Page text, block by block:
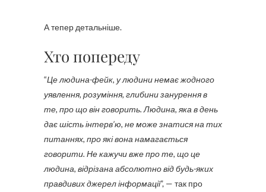
А тепер детальніше.
Хто попереду
“Це людина-фейк, у людини немає жодного
уявлення, розуміння, глибини занурення в
те, про що він говорить. Людина, яка в день
дає шість інтерв’ю, не може знатися на тих
питаннях, про які вона намагається
говорити. Не кажучи вже про те, що це
людина, відрізана абсолютно від будь-яких
правдивих джерел інформації”, — так про